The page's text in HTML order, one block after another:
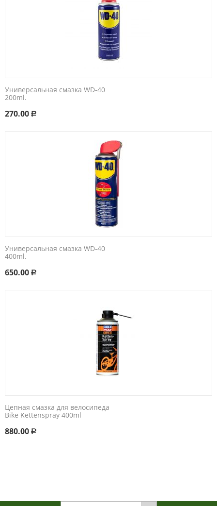
Универсальная смазка WD-40
200ml.
270.00 Р
Универсальная смазка WD-40
400ml.
650.00 Р
Цепная смазка для велосипеда
Bike Kettenspray 400ml
880.00 Р